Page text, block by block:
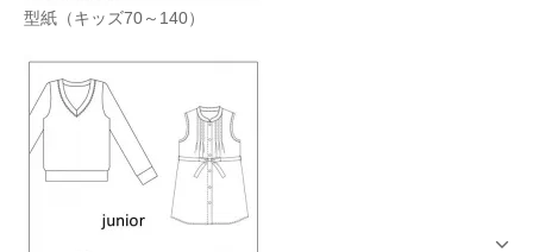
型紙（キッズ70～140）